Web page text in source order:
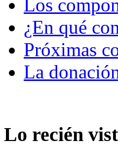
Los
¿En qué
Próximas
La
Lo recién